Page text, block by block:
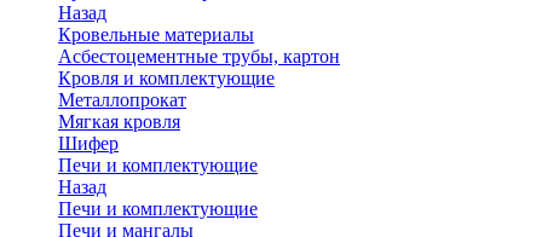
Назад
Кровельные материалы
Асбестоцементные трубы, картон
Кровля и комплектующие
Металлопрокат
Мягкая кровля
Шифер
Печи и комплектующие
Назад
Печи и комплектующие
Печи и мангалы